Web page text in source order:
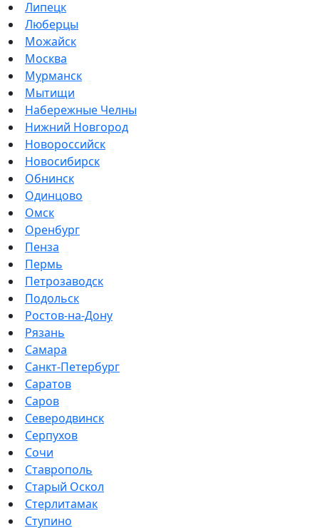
Липецк
Люберцы
Можайск
Москва
Мурманск
Мытищи
Набережные Челны
Нижний Новгород
Новороссийск
Новосибирск
Обнинск
Одинцово
Омск
Оренбург
Пенза
Пермь
Петрозаводск
Подольск
Ростов-на-Дону
Рязань
Самара
Санкт-Петербург
Саратов
Саров
Северодвинск
Серпухов
Сочи
Ставрополь
Старый Оскол
Стерлитамак
Ступино